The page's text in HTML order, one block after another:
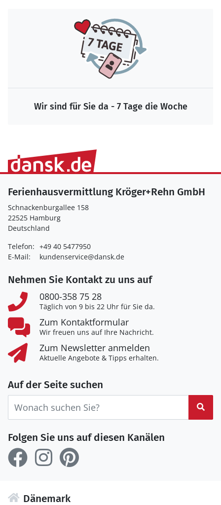
Wir sind für Sie da - 7 Tage die Woche
Ferienhausvermittlung Kröger+Rehn GmbH
Schnackenburgallee 158
22525 Hamburg
Deutschland
Telefon: +49 40 5477950
E-Mail:
kundenservice@dansk.de
Nehmen Sie Kontakt zu uns auf
0800-358 75 28
Täglich von 9 bis 22 Uhr für Sie da.
Zum Kontaktformular
Wir freuen uns auf Ihre Nachricht.
Zum Newsletter anmelden
Aktuelle Angebote & Tipps erhalten.
Auf der Seite suchen
Folgen Sie uns auf diesen Kanälen
Dänemark